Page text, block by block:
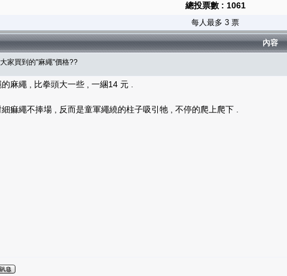
總投票數 : 1061
每人最多 3 票
內容
大家買到的"麻繩"價格??
麻繩 , 比拳頭大一些 , 一綑14 元 .
痲繩不捧場 , 反而是童軍繩繞的柱子吸引牠 , 不停的爬上爬下 .